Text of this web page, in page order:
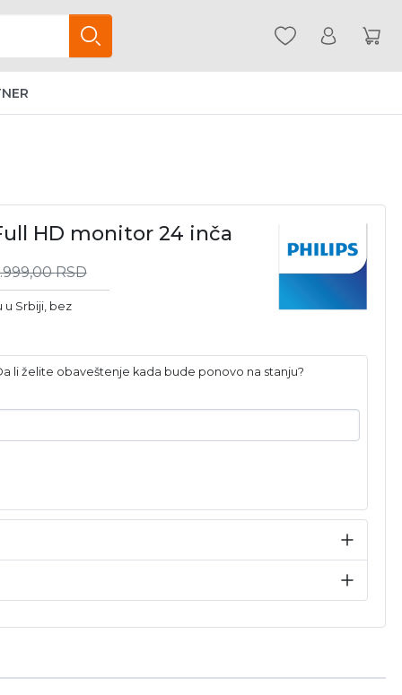
HD monitor 24 inča
RSD
u Srbiji, bez
li želite obaveštenje kada bude ponovo na stanju?